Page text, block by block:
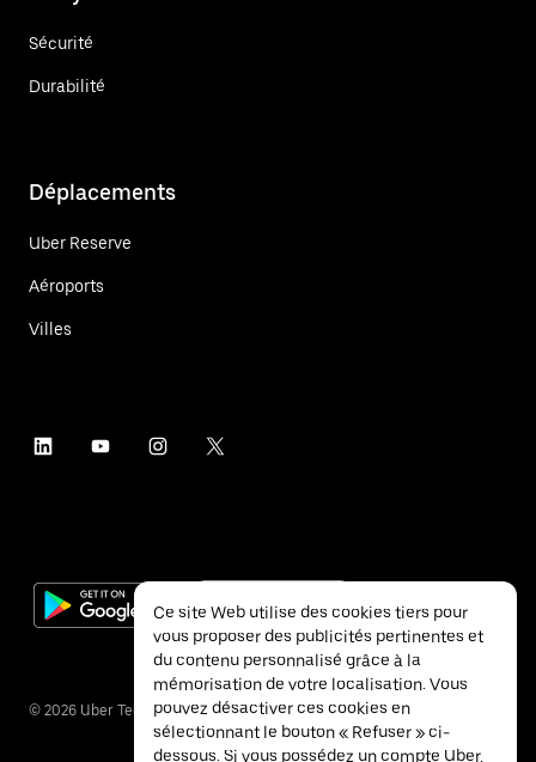
Sécurité
Durabilité
Déplacements
Uber Reserve
Aéroports
Villes
© 2026 Uber Technologies Inc.
Ce site Web utilise des cookies tiers pour
vous proposer des publicités pertinentes et
du contenu personnalisé grâce à la
mémorisation de votre localisation. Vous
pouvez désactiver ces cookies en
sélectionnant le bouton « Refuser » ci-
dessous. Si vous possédez un compte Uber,